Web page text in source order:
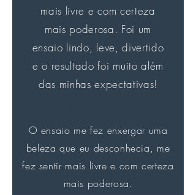
mais livre e com certeza
mais poderosa. Foi um
ensaio lindo, leve, divertido
e o resultado foi muito além
das minhas expectativas!
O ensaio me fez enxergar uma
beleza que eu desconhecia, me
fez sentir mais livre e com certeza
mais poderosa.